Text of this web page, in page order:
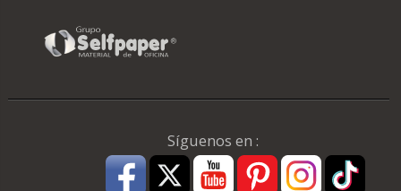
Síguenos en :